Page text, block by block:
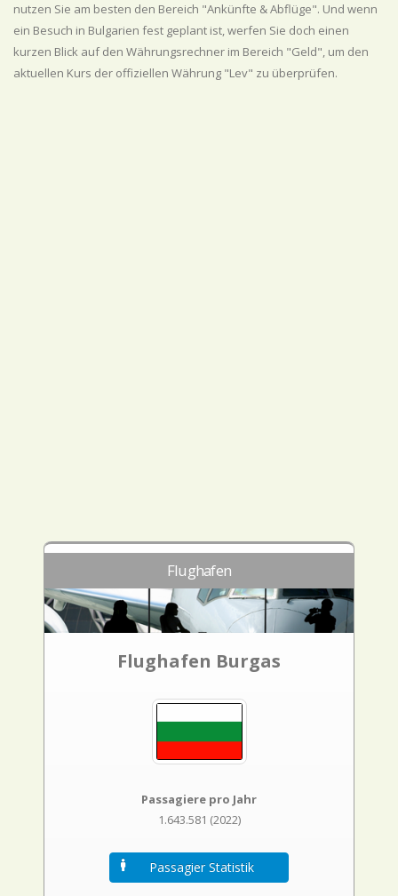
nutzen Sie am besten den Bereich "Ankünfte & Abflüge". Und wenn
ein Besuch in Bulgarien fest geplant ist, werfen Sie doch einen
kurzen Blick auf den Währungsrechner im Bereich "Geld", um den
aktuellen Kurs der offiziellen Währung "Lev" zu überprüfen.
Flughafen
Flughafen Burgas
Passagiere pro Jahr
1.643.581 (2022)
Passagier Statistik